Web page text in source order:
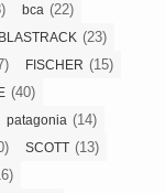
bca (22)
BLASTRACK (23)
FISCHER (15)
(40)
patagonia (14)
SCOTT (13)